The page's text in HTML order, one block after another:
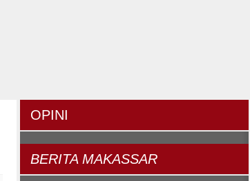
OPINI
BERITAMAKASSAR